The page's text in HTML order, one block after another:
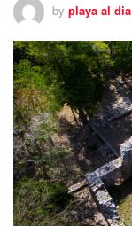
by playa al dia